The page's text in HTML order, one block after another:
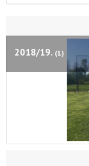
2018/19. (1)